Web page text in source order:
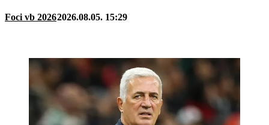
Foci vb 20262026.08.05. 15:29